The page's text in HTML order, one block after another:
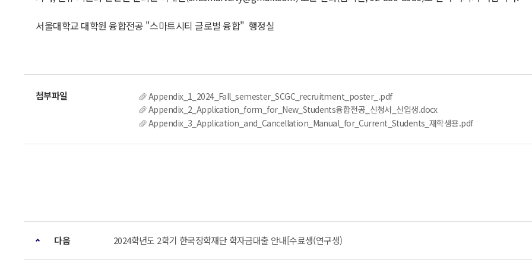
서울대학교 대학원 융합전공 "스마트시티 글로벌 융합" 행정실
Appendix_1_2024_Fall_semester_SCGC_recruitment_poster_.pdf
Appendix_2_Application_form_for_New_Students융합전공_신청서_신입생.docx
Appendix_3_Application_and_Cancellation_Manual_for_Current_Students_재학생용.pdf
다음 2024학년도 2학기 한국장학재단 학자금대출 안내[수료생(연구생)